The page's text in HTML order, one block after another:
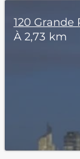
120
À 2,73 km